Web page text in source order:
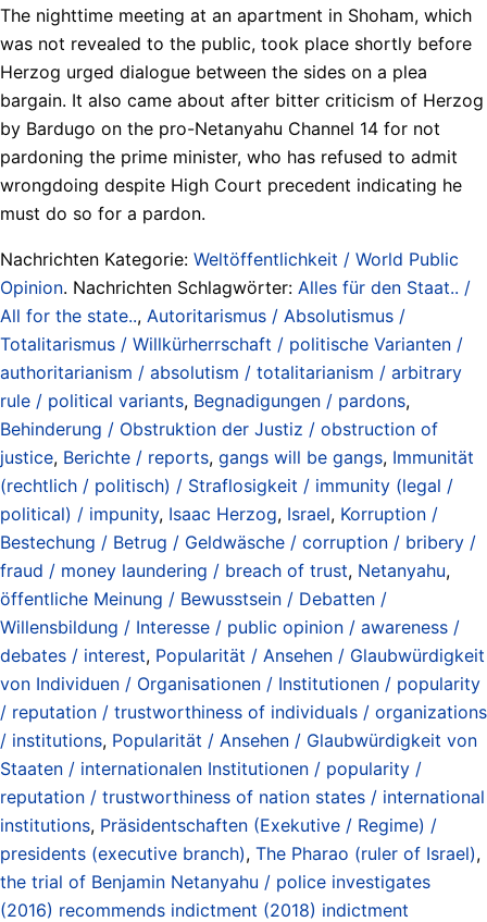
The nighttime meeting at an apartment in Shoham, which
was not revealed to the public, took place shortly before
Herzog urged dialogue between the sides on a plea
bargain. It also came about after bitter criticism of Herzog
by Bardugo on the pro-Netanyahu Channel 14 for not
pardoning the prime minister, who has refused to admit
wrongdoing despite High Court precedent indicating he
must do so for a pardon.
Nachrichten Kategorie: Weltöffentlichkeit / World Public
Opinion. Nachrichten Schlagwörter: Alles für den Staat.. /
All for the state.., Autoritarismus / Absolutismus /
Totalitarismus / Willkürherrschaft / politische Varianten /
authoritarianism / absolutism / totalitarianism / arbitrary
rule / political variants, Begnadigungen / pardons,
Behinderung / Obstruktion der Justiz / obstruction of
justice, Berichte / reports, gangs will be gangs, Immunität
(rechtlich / politisch) / Straflosigkeit / immunity (legal /
political) / impunity, Isaac Herzog, Israel, Korruption /
Bestechung / Betrug / Geldwäsche / corruption / bribery /
fraud / money laundering / breach of trust, Netanyahu,
öffentliche Meinung / Bewusstsein / Debatten /
Willensbildung / Interesse / public opinion / awareness /
debates / interest, Popularität / Ansehen / Glaubwürdigkeit
von Individuen / Organisationen / Institutionen / popularity
/ reputation / trustworthiness of individuals / organizations
/ institutions, Popularität / Ansehen / Glaubwürdigkeit von
Staaten / internationalen Institutionen / popularity /
reputation / trustworthiness of nation states / international
institutions, Präsidentschaften (Exekutive / Regime) /
presidents (executive branch), The Pharao (ruler of Israel),
the trial of Benjamin Netanyahu / police investigates
(2016) recommends indictment (2018) indictment